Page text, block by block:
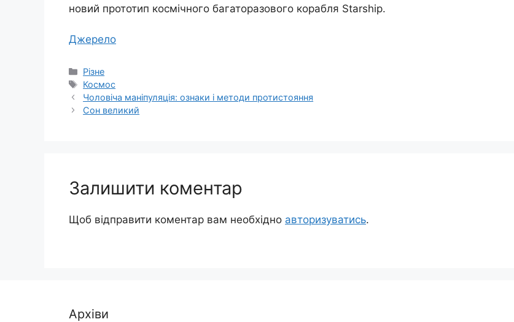
новий прототип космічного багаторазового корабля Starship.
Джерело
Категорії
Різне
Позначки
Космос
Чоловіча маніпуляція: ознаки і методи протистояння
Сон великий
Залишити коментар
Щоб відправити коментар вам необхідно авторизуватись.
Архіви